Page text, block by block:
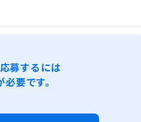
募するには
要です。